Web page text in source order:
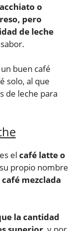
o
pero
de leche
un buen café
solo, al que
de leche para
el café latte o
propio nombre
mezclada
la cantidad